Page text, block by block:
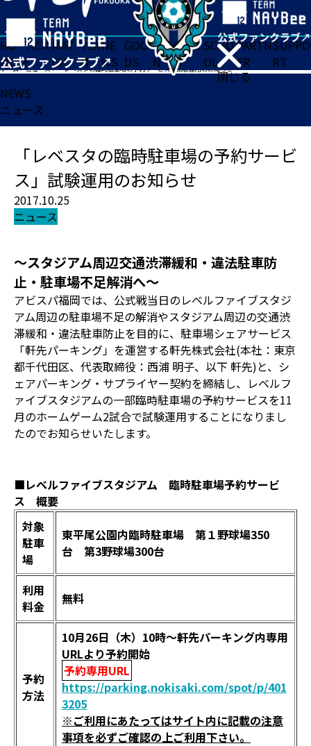
閉じる
HO
ME
TICK
ET
MAT
CH
TEA
M
NE
WS
GOO
DS
FA
N
ACADE
MY
SCHO
OL
PARTN
ER
SUPPO
RT
ホーム>ニュース>「レベスタの臨時駐車場の予約サービス」試験運用のお知らせ
NEWS
ニュース
「レベスタの臨時駐車場の予約サービ
ス」試験運用のお知らせ
2017.10.25
ニュース
～スタジアム周辺交通渋滞緩和・違法駐車防
止・駐車場不足解消へ～
アビスパ福岡では、公式戦当日のレベルファイブスタジ
アム周辺の駐車場不足の解消やスタジアム周辺の交通渋
滞緩和・違法駐車防止を目的に、駐車場シェアサービス
「軒先パーキング」を運営する軒先株式会社(本社：東京
都千代田区、代表取締役：西浦 明子、以下 軒先)と、シ
ェアパーキング・サプライヤー契約を締結し、レベルフ
ァイブスタジアムの一部臨時駐車場の予約サービスを11
月のホームゲーム2試合で試験運用することになりまし
たのでお知らせいたします。
■レベルファイブスタジアム 臨時駐車場予約サービ
ス 概要
対象
駐車
場
東平尾公園内臨時駐車場 第１野球場350
台 第3野球場300台
利用
料金
無料
予約
方法
10月26日（木）10時～軒先パーキング内専用
URLより予約開始
予約専用URL
https://parking.nokisaki.com/spot/p/401
3205
※ご利用にあたってはサイト内に記載の注意
事項を必ずご確認の上ご利用下さい。